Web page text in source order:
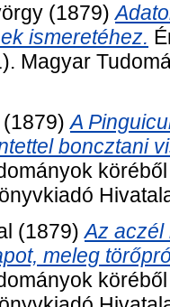
(1879)
ismeretéhez.
Magyar
(1879)A
boncztani
(1879)Az aczél
meleg